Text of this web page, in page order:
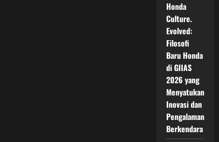
Honda
Culture.
Evolved:
Filosofi
Baru Honda
di GIIAS
2026 yang
Menyatukan
Inovasi dan
Pengalaman
Berkendara